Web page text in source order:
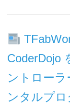
CoderDojo
ントローラ
ンタルプ